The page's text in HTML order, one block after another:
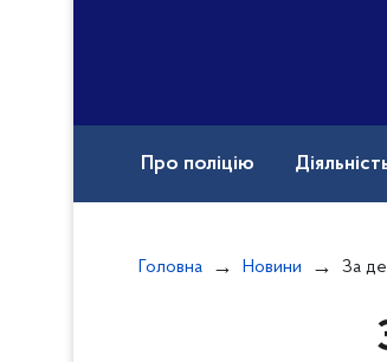
Про поліцію
Головна Новини За день